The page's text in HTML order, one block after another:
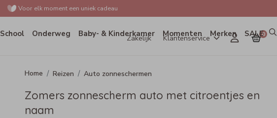
Voor elk moment een uniek cadeau
Zakelijk Klantenservice 0
School Onderweg Baby- & Kinderkamer Momenten Merken SALE
Reizen Auto zonneschermen
Zomers zonnescherm auto met citroentjes en
naam